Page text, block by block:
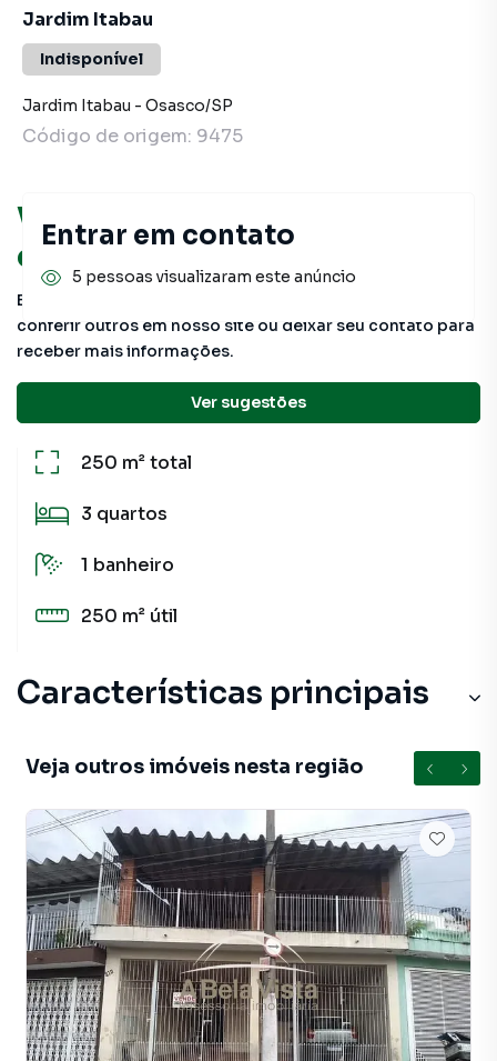
Você pode encontrar novas
oportunidades!
Este imóvel não está mais disponível, mas você pode
conferir outros em nosso site ou deixar seu contato para
receber mais informações.
Ver sugestões
Detalhes do imóvel
250 m²total
3 quartos
1 banheiro
250 m² útil
Características principais
Veja outros imóveis nesta região
Jardim Itabau
Indisponível
Jardim Itabau - Osasco/SP
Código de origem: 9475
Entrar em contato
5 pessoas visualizaram este anúncio